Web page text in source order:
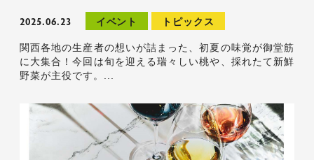
2025.06.23 イベント トピックス
関西各地の生産者の想いが詰まった、初夏の味覚が御堂筋
に大集合！今回は旬を迎える瑞々しい桃や、採れたて新鮮
野菜が主役です。...